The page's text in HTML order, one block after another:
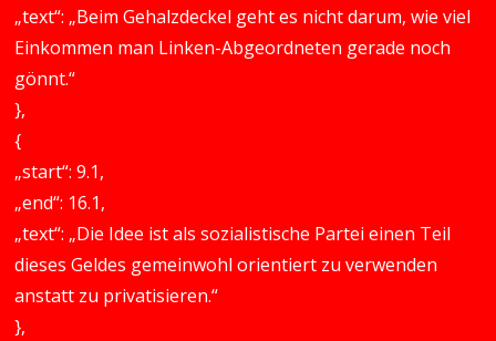
„text“: „Beim Gehalzdeckel geht es nicht darum, wie viel
Einkommen man Linken-Abgeordneten gerade noch
gönnt.“
},
{
„start“: 9.1,
„end“: 16.1,
„text“: „Die Idee ist als sozialistische Partei einen Teil
dieses Geldes gemeinwohl orientiert zu verwenden
anstatt zu privatisieren.“
},